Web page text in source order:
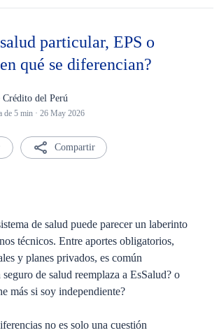
particular, EPS o
qué se diferencian?
Crédito del Perú
de 5 min · 26 May 2026
Compartir
de salud puede parecer un laberinto
técnicos. Entre aportes obligatorios,
y planes privados, es común
de salud reemplaza a EsSalud? o
más si soy independiente?
no es solo una cuestión